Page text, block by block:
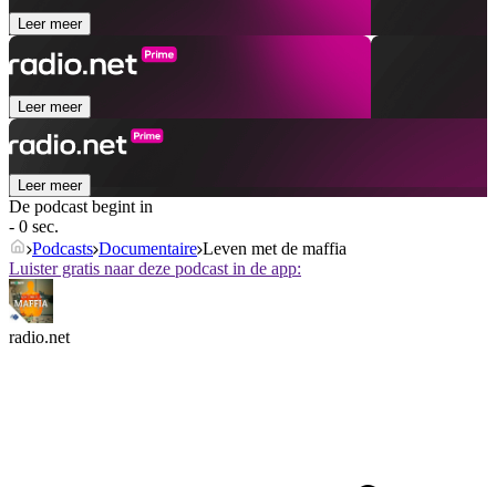
Leer meer
Leer meer
Leer meer
De podcast begint in
- 0 sec.
Podcasts Documentaire Leven met de maffia
Luister gratis naar deze podcast in de app:
radio.net